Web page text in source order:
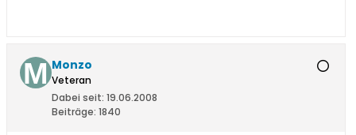
Monzo
Veteran
Dabei seit: 19.06.2008
Beiträge: 1840